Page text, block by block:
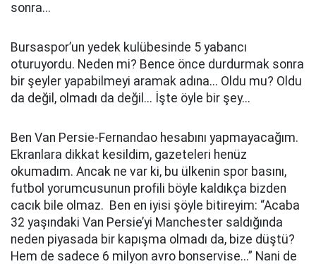
sonra...
Bursaspor’un yedek kulübesinde 5 yabancı
oturuyordu. Neden mi? Bence önce durdurmak sonra
bir şeyler yapabilmeyi aramak adına... Oldu mu? Oldu
da değil, olmadı da değil... İşte öyle bir şey...
Ben Van Persie-Fernandao hesabını yapmayacağım.
Ekranlara dikkat kesildim, gazeteleri henüz
okumadım. Ancak ne var ki, bu ülkenin spor basını,
futbol yorumcusunun profili böyle kaldıkça bizden
cacık bile olmaz. Ben en iyisi şöyle bitireyim: “Acaba
32 yaşındaki Van Persie’yi Manchester saldığında
neden piyasada bir kapışma olmadı da, bize düştü?
Hem de sadece 6 milyon avro bonservise...” Nani de